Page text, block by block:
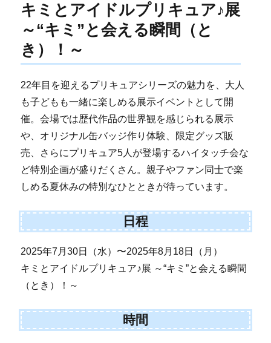
キミとアイドルプリキュア♪展
～“キミ”と会える瞬間（と
き）！～
22年目を迎えるプリキュアシリーズの魅力を、大人
も子どもも一緒に楽しめる展示イベントとして開
催。会場では歴代作品の世界観を感じられる展示
や、オリジナル缶バッジ作り体験、限定グッズ販
売、さらにプリキュア5人が登場するハイタッチ会な
ど特別企画が盛りだくさん。親子やファン同士で楽
しめる夏休みの特別なひとときが待っています。
日程
2025年7月30日（水）〜2025年8月18日（月）
キミとアイドルプリキュア♪展 ～“キミ”と会える瞬間
（とき）！～
時間